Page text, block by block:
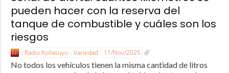
pueden hacer con la reserva del
tanque de combustible y cuáles son los
riesgos
Radio Kollasuyo Variedad 11/Nov/2025
No todos los vehículos tienen la misma cantidad de litros